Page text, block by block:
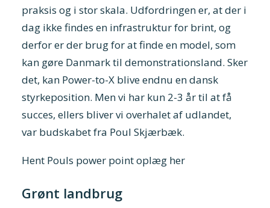
praksis og i stor skala. Udfordringen er, at der i
dag ikke findes en infrastruktur for brint, og
derfor er der brug for at finde en model, som
kan gøre Danmark til demonstrationsland. Sker
det, kan Power-to-X blive endnu en dansk
styrkeposition. Men vi har kun 2-3 år til at få
succes, ellers bliver vi overhalet af udlandet,
var budskabet fra Poul Skjærbæk.
Hent Pouls power point oplæg her
Grønt landbrug